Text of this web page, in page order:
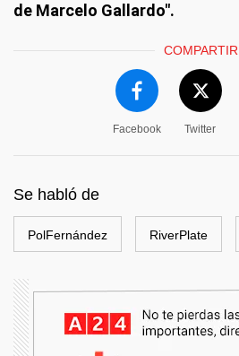
de Marcelo Gallardo".
COMPARTIR
Facebook Twitter
Se habló de
PolFernández RiverPlate